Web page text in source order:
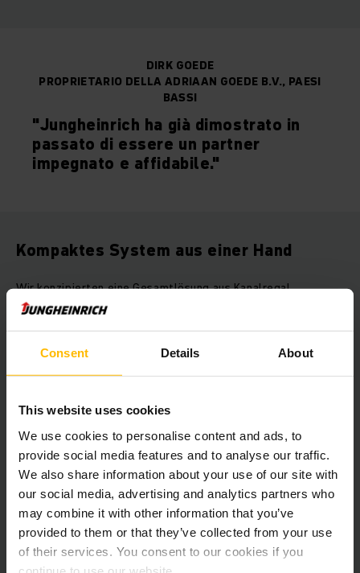
Consent Details About
This website uses cookies
We use cookies to personalise content and ads, to
provide social media features and to analyse our traffic.
We also share information about your use of our site with
our social media, advertising and analytics partners who
may combine it with other information that you’ve
provided to them or that they’ve collected from your use
of their services. You consent to our cookies if you
DIRK GOEDE
PROPRIETARIO DELLA ADRIAAN GOEDE B.V., PAESI
BASSI
"Jungheinrich ha già dimostrato in
passato di essere un partner
impegnato e affidabile."
Kompaktes System aus einer Hand
Wir konzipierten eine Gesamtlösung aus Kanalregal,
Trägerfahrzeugen und Shuttle-Kompaktlagerung. Dieses
Kompaktlagersystem bietet Platz für 720 Paletten. In jedem
der 18 Regalkanäle können Paletten nach dem FiFo-Prinzip
muss nicht zuerst ein Gang geleert werden, um Zugang zu
Vorteil der umgesetzten Gesamtlösung ist Zeitersparnis: Mit
einem Bediengerät am Stapler kann der Fahrer bereits bei
der Anfahrt den UPC (Under Pallet Carrier) bedienen,
wodurch Wartezeiten vermieden werden. Die
Arbeitssicherheit der Mitarbeiter wurde dadurch verbessert,
dass aufwendiges Manövrieren mit dem Stapler entfällt und
gleichzeitig durch den eingesetzten UPC die Anzahl der
Stapler im Lager reduziert wurde.